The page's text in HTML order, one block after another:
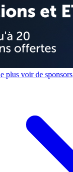
plus voir de sponsors